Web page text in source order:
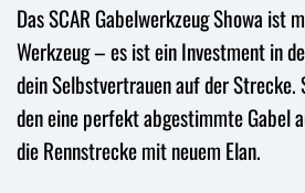
Das SCAR Gabelwerkzeug Showa ist
Werkzeug – es ist ein Investment in
dein Selbstvertrauen auf der Strecke.
den eine perfekt abgestimmte Gabel
die Rennstrecke mit neuem Elan.